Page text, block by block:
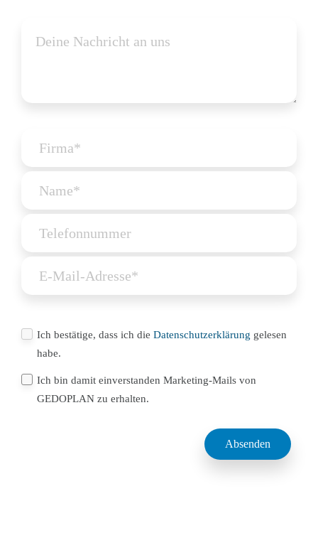
Ich bestätige, dass ich die Datenschutzerklärung gelesen
habe.
Ich bin damit einverstanden Marketing-Mails von
GEDOPLAN zu erhalten.